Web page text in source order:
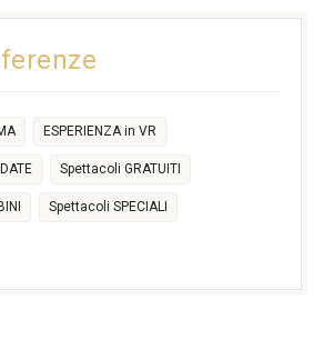
ESPERIENZA in VR
Spettacoli GRATUITI
Spettacoli SPECIALI